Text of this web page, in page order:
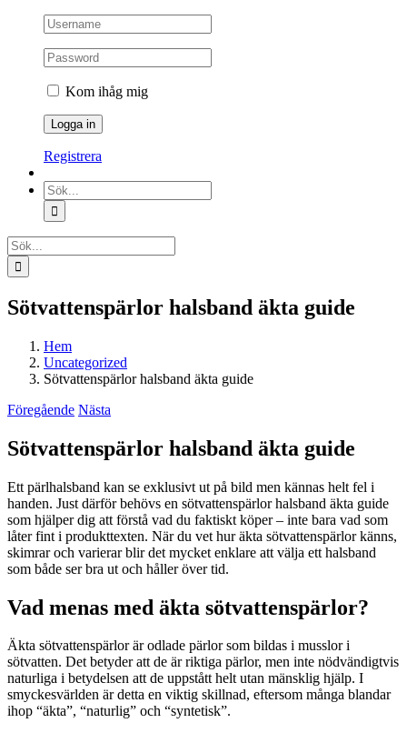
Kom ihåg mig
Registrera
Sök
efter:
Sök
efter:
Sötvattenspärlor halsband äkta guide
Hem
Uncategorized
Sötvattenspärlor halsband äkta guide
Föregående Nästa
Sötvattenspärlor halsband äkta guide
Ett pärlhalsband kan se exklusivt ut på bild men kännas helt fel i
handen. Just därför behövs en sötvattenspärlor halsband äkta guide
som hjälper dig att förstå vad du faktiskt köper – inte bara vad som
låter fint i produkttexten. När du vet hur äkta sötvattenspärlor känns,
skimrar och varierar blir det mycket enklare att välja ett halsband
som både ser bra ut och håller över tid.
Vad menas med äkta sötvattenspärlor?
Äkta sötvattenspärlor är odlade pärlor som bildas i musslor i
sötvatten. Det betyder att de är riktiga pärlor, men inte nödvändigtvis
naturliga i betydelsen att de uppstått helt utan mänsklig hjälp. I
smyckesvärlden är detta en viktig skillnad, eftersom många blandar
ihop “äkta”, “naturlig” och “syntetisk”.